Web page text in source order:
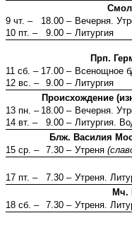
9 чт. –
18.00 – Вечерня.
10 пт. –
9.00 – Литургия
Прп.
11 сб. – 17.00 – Всенощное
12 вс. –
9.00 – Литургия
Происхождение
13 пн. – 18.00 – Вечерня.
14 вт. –
9.00 – Литургия.
Блж. Василия
15 ср. –
7.30 – Утреня
17 пт. –
7.30 – Утреня.
Мч.
18 сб. –
7.30 – Утреня.